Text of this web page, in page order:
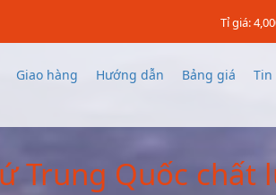
Tỉ giá:
Giao hàng Hướng dẫn Bảng giá Tin
Trung Quốc chất